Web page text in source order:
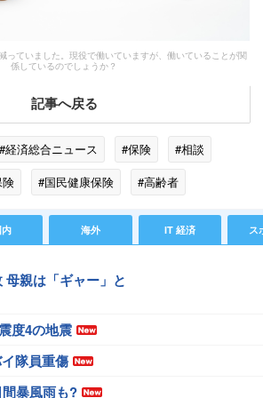
っていました。現役で働いていますが、働いていることが関
係しているのでしょうか？
記事へ戻る
#経済総合ニュース #保険
#相談
#国民健康保険
#高齢者
#医療 #CIA
#住民税
険 #年金
内 海外 IT 経済 ス
母親は「ギャー」と
度4の地震
隊員重傷
暴風雨も?